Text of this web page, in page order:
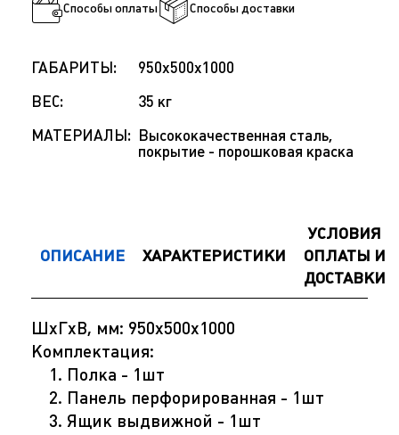
Способы оплаты Способы доставки
ГАБАРИТЫ:
950х500х1000
ВЕС:
35 кг
МАТЕРИАЛЫ: Высококачественная сталь,
покрытие - порошковая краска
ОПИСАНИЕ ХАРАКТЕРИСТИКИ
УСЛОВИЯ
ОПЛАТЫ И
ДОСТАВКИ
ШхГхВ, мм: 950x500x1000
Комплектация:
Полка - 1шт
Панель перфорированная - 1шт
Ящик выдвижной - 1шт